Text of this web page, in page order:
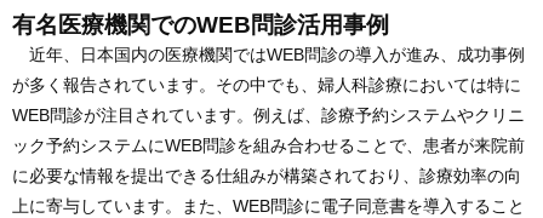
有名医療機関でのWEB問診活用事例
近年、日本国内の医療機関ではWEB問診の導入が進み、成功事例
が多く報告されています。その中でも、婦人科診療においては特に
WEB問診が注目されています。例えば、診療予約システムやクリニ
ック予約システムにWEB問診を組み合わせることで、患者が来院前
に必要な情報を提出できる仕組みが構築されており、診療効率の向
上に寄与しています。また、WEB問診に電子同意書を導入すること